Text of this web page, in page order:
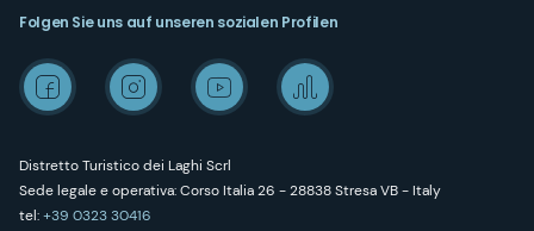
Distretto Turistico dei Laghi Scrl
Sede legale e operativa: Corso Italia 26 - 28838 Stresa VB - Italy
tel:+39 0323 30416
Folgen Sie uns auf unseren sozialen Profilen